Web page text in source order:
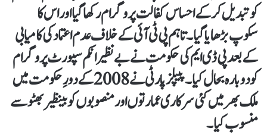
کو تبدیل کرکے احساس کفالت پروگرام رکھا گیا اور اس کا
سکوپ بڑھایا گیا۔ تاہم پی ٹی آئی کے خلاف عدم اعتماد کی کامیابی
کے بعد پی ڈی ایم کی حکومت نے بے نظیر انکم سپورٹ پروگرام
کو دوبارہ بحال کیا۔ پیپلز پارٹی نے 2008 کے دورِ حکومت میں
ملک بھر میں کئی سرکاری عمارتوں اور منصوبوں کو بینظیر بھٹو سے
منسوب کیا۔